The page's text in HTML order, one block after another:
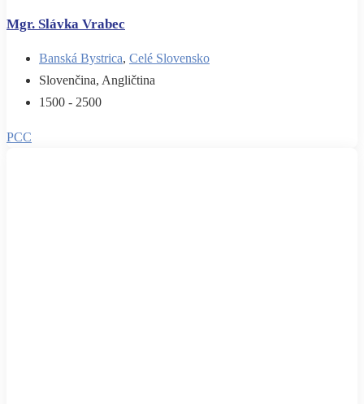
Mgr. Slávka Vrabec
Banská Bystrica, Celé Slovensko
Slovenčina, Angličtina
1500 - 2500
PCC